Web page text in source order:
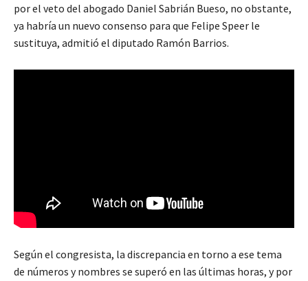
por el veto del abogado Daniel Sabrián Bueso, no obstante,
ya habría un nuevo consenso para que Felipe Speer le
sustituya, admitió el diputado Ramón Barrios.
Según el congresista, la discrepancia en torno a ese tema
de números y nombres se superó en las últimas horas, y por